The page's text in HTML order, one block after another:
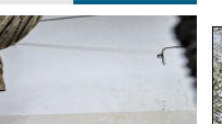
"عرّوني وضحكوا"..
"مُنظّمة" في سجون
محمد سليمان
نازحو طولكرم بين وعود